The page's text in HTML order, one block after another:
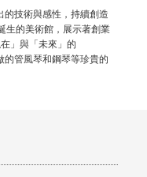
的技術與感性，持續創造
生的美術館，展示著創業
」與「未來」的
的管風琴和鋼琴等珍貴的